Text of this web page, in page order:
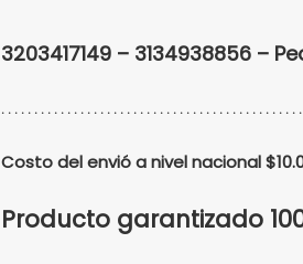
3203417149 – 3134938856 –
. . . . . . . . . . . . . . . . . . . . . . . . . . . . . . . . . . . . . . . . . . . . .
Costo del envió a nivel nacional
Producto garantizado